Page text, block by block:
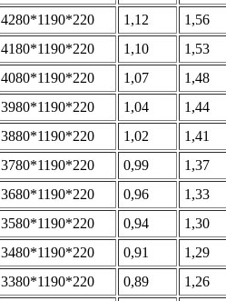
4280*1190*220 1,12
1,56
4180*1190*220 1,10
1,53
4080*1190*220 1,07
1,48
3980*1190*220 1,04
1,44
3880*1190*220 1,02
1,41
3780*1190*220 0,99
1,37
3680*1190*220 0,96
1,33
3580*1190*220 0,94
1,30
3480*1190*220 0,91
1,29
3380*1190*220 0,89
1,26